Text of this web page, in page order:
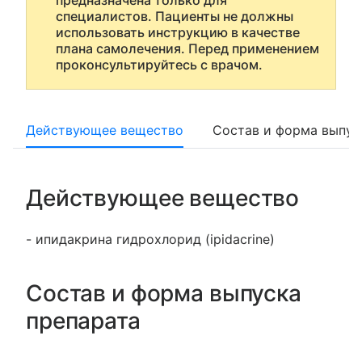
специалистов. Пациенты не должны
использовать инструкцию в качестве
плана самолечения. Перед применением
проконсультируйтесь с врачом.
Действующее вещество Состав и форма
Действующее вещество
- ипидакрина гидрохлорид (ipidacrine)
Состав и форма выпуска
препарата